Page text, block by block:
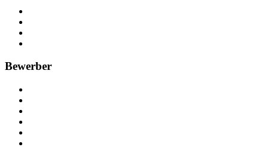
Bewerber